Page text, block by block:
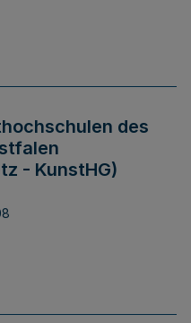
des
- KunstHG)